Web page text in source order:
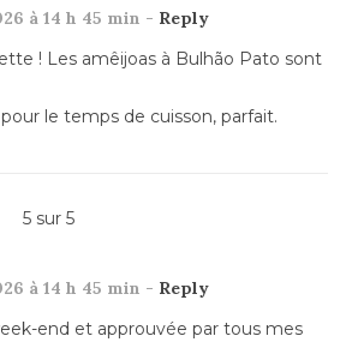
à 14 h 45 min - Reply
! Les amêijoas à Bulhão Pato sont
pour le temps de cuisson, parfait.
5 sur 5
à 14 h 45 min - Reply
end et approuvée par tous mes